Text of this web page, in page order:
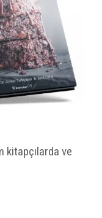
kitapçılarda ve